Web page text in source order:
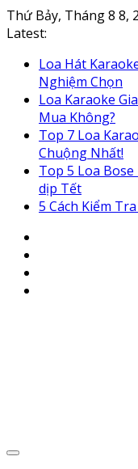
Skip
to
Thứ Bảy, Tháng 8 8,
Latest:
Loa Hát
Nghiệm Chọn
Loa Karaoke
Mua Không?
Top 7 Loa
Chuộng Nhất!
Top 5 Loa
dịp Tết
5 Cách Kiểm